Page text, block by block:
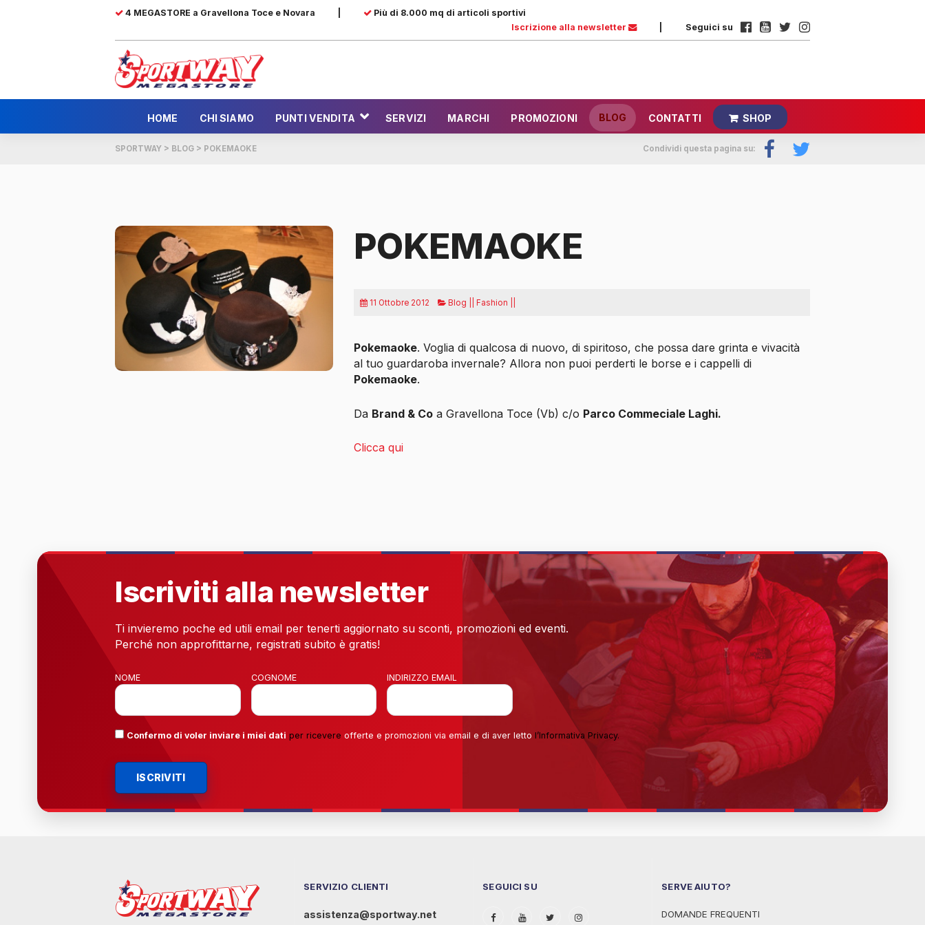
4 MEGASTORE a Gravellona Toce e Novara
Più di 8.000 mq di articoli sportivi
Iscrizione alla newsletter
Seguici su
HOME CHI SIAMO PUNTI VENDITA SERVIZI MARCHI PROMOZIONI BLOG CONTATTI SHOP
SPORTWAY > BLOG > POKEMAOKE Condividi questa pagina su:
POKEMAOKE
11 Ottobre 2012 Blog || Fashion ||
Pokemaoke. Voglia di qualcosa di nuovo, di spiritoso, che possa dare grinta e vivacità
al tuo guardaroba invernale? Allora non puoi perderti le borse e i cappelli di
Pokemaoke.
Da Brand & Coa Gravellona Toce (Vb) c/o Parco Commeciale Laghi.
Clicca qui
Iscriviti alla newsletter
Ti invieremo poche ed utili email per tenerti aggiornato su sconti, promozioni ed eventi.
Perché non approfittarne, registrati subito è gratis!
NOME COGNOME INDIRIZZO EMAIL
Confermo di voler inviare i miei dati per ricevere offerte e promozioni via email e di aver letto l’Informativa Privacy.
ISCRIVITI
SERVIZIO CLIENTI
assistenza@sportway.net
SEGUICI SU SERVE AIUTO?
DOMANDE FREQUENTI